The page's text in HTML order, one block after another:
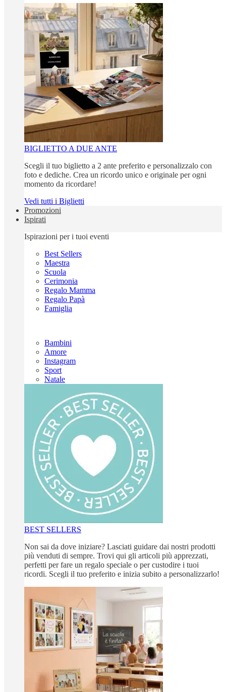
BIGLIETTO A DUE ANTE
Scegli il tuo biglietto a 2 ante preferito e personalizzalo con
foto e dediche. Crea un ricordo unico e originale per ogni
momento da ricordare!
Vedi tutti i Biglietti
Promozioni
Ispirati
Ispirazioni per i tuoi eventi
Best Sellers
Maestra
Scuola
Cerimonia
Regalo Mamma
Regalo Papà
Famiglia
Bambini
Amore
Instagram
Sport
Natale
BEST SELLERS
Non sai da dove iniziare? Lasciati guidare dai nostri prodotti
più venduti di sempre. Trovi qui gli articoli più apprezzati,
perfetti per fare un regalo speciale o per custodire i tuoi
ricordi. Scegli il tuo preferito e inizia subito a personalizzarlo!